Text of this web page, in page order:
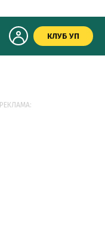
КЛУБ УП
РЕКЛАМА: